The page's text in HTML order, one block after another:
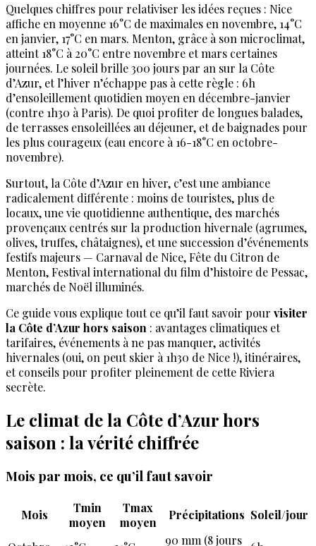
Quelques chiffres pour relativiser les idées reçues : Nice
affiche en moyenne 16°C de maximales en novembre, 14°C
en janvier, 17°C en mars. Menton, grâce à son microclimat,
atteint 18°C à 20°C entre novembre et mars certaines
journées. Le soleil brille 300 jours par an sur la Côte
d’Azur, et l’hiver n’échappe pas à cette règle : 6h
d’ensoleillement quotidien moyen en décembre-janvier
(contre 1h30 à Paris). De quoi profiter de longues balades,
de terrasses ensoleillées au déjeuner, et de baignades pour
les plus courageux (eau encore à 16-18°C en octobre-
novembre).
Surtout, la Côte d’Azur en hiver, c’est une ambiance
radicalement différente : moins de touristes, plus de
locaux, une vie quotidienne authentique, des marchés
provençaux centrés sur la production hivernale (agrumes,
olives, truffes, châtaignes), et une succession d’événements
festifs majeurs — Carnaval de Nice, Fête du Citron de
Menton, Festival international du film d’histoire de Pessac,
marchés de Noël illuminés.
Ce guide vous explique tout ce qu’il faut savoir pour visiter
la Côte d’Azur hors saison : avantages climatiques et
tarifaires, événements à ne pas manquer, activités
hivernales (oui, on peut skier à 1h30 de Nice !), itinéraires,
et conseils pour profiter pleinement de cette Riviera
secrète.
Le climat de la Côte d’Azur hors
saison : la vérité chiffrée
Mois par mois, ce qu’il faut savoir
Mois
Tmin
moyen
Tmax
moyen
Précipitations Soleil/jour
90 mm (8 jours